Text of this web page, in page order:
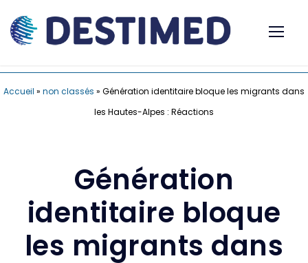
Accueil » non classés » Génération identitaire bloque les migrants dans
les Hautes-Alpes : Réactions
Génération
identitaire bloque
les migrants dans